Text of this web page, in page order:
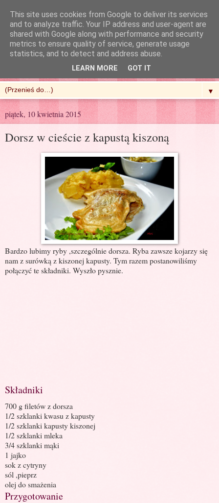
R'n'G Kitchen
▼
piątek, 10 kwietnia 2015
Dorsz w cieście z kapustą kiszoną
Bardzo lubimy ryby ,szczególnie dorsza. Ryba zawsze kojarzy się
nam z surówką z kiszonej kapusty. Tym razem postanowiliśmy
połączyć te składniki. Wyszło pysznie.
Składniki
700 g filetów z dorsza
1/2 szklanki kwasu z kapusty
1/2 szklanki kapusty kiszonej
1/2 szklanki mleka
3/4 szklanki mąki
1 jajko
sok z cytryny
sól ,pieprz
olej do smażenia
Przygotowanie
This site uses cookies from Google to deliver its services
and to analyze traffic. Your IP address and user-agent are
shared with Google along with performance and security
metrics to ensure quality of service, generate usage
statistics, and to detect and address abuse.
LEARN MORE GOT IT